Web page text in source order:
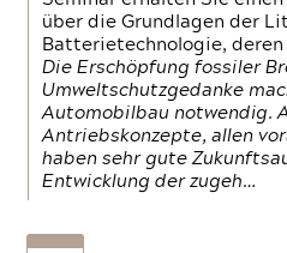
über die Grundlagen der
Batterietechnologie, deren
Die Erschöpfung fossiler
Umweltschutzgedanke
Automobilbau notwendig.
Antriebskonzepte, allen
haben sehr gute
Entwicklung der zugeh…